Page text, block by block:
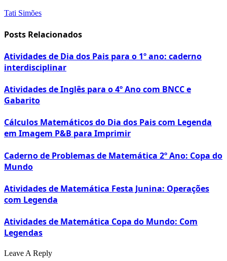
Tati Simões
Posts Relacionados
Atividades de Dia dos Pais para o 1º ano: caderno
interdisciplinar
Atividades de Inglês para o 4º Ano com BNCC e
Gabarito
Cálculos Matemáticos do Dia dos Pais com Legenda
em Imagem P&B para Imprimir
Caderno de Problemas de Matemática 2º Ano: Copa do
Mundo
Atividades de Matemática Festa Junina: Operações
com Legenda
Atividades de Matemática Copa do Mundo: Com
Legendas
Leave A Reply